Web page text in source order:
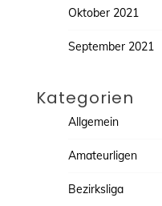
Oktober 2021
September 2021
Kategorien
Allgemein
Amateurligen
Bezirksliga